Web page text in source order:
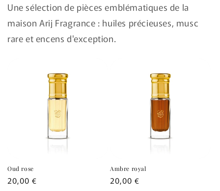
Une sélection de pièces emblématiques de la
maison Arij Fragrance : huiles précieuses, musc
rare et encens d'exception.
Oud rose
Prix
20,00 €
Ambre royal
Prix
20,00 €